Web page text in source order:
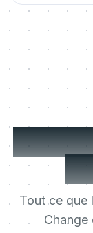
:
Tout ce que
Change